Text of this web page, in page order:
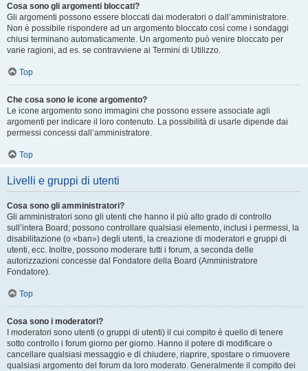
Cosa sono gli argomenti bloccati?
Gli argomenti possono essere bloccati dai moderatori o dall’amministratore.
Non è possibile rispondere ad un argomento bloccato così come i sondaggi
chiusi terminano automaticamente. Un argomento può venire bloccato per
varie ragioni, ad es. se contravviene ai Termini di Utilizzo.
Top
Che cosa sono le icone argomento?
Le icone argomento sono immagini che possono essere associate agli
argomenti per indicare il loro contenuto. La possibilità di usarle dipende dai
permessi concessi dall’amministratore.
Top
Livelli e gruppi di utenti
Cosa sono gli amministratori?
Gli amministratori sono gli utenti che hanno il più alto grado di controllo
sull’intera Board; possono controllare qualsiasi elemento, inclusi i permessi, la
disabilitazione (o «ban») degli utenti, la creazione di moderatori e gruppi di
utenti, ecc. Inoltre, possono moderare tutti i forum, a seconda delle
autorizzazioni concesse dal Fondatore della Board (Amministratore
Fondatore).
Top
Cosa sono i moderatori?
I moderatori sono utenti (o gruppi di utenti) il cui compito è quello di tenere
sotto controllo i forum giorno per giorno. Hanno il potere di modificare o
cancellare qualsiasi messaggio e di chiudere, riaprire, spostare o rimuovere
qualsiasi argomento del forum da loro moderato. Generalmente il compito dei